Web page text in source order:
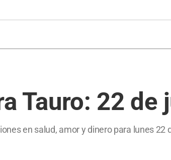
Tauro: 22 de
en salud, amor y dinero para lunes 22